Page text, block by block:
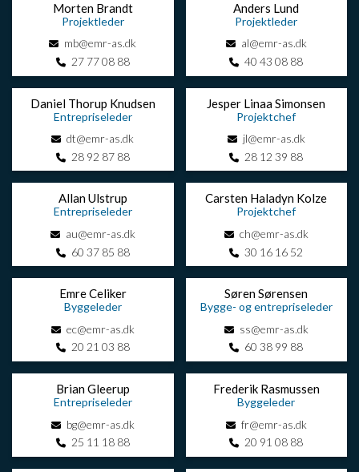
Morten Brandt
Projektleder
mb@emr-as.dk
27 77 08 88
Anders Lund
Projektleder
al@emr-as.dk
40 43 08 88
Daniel Thorup Knudsen
Entrepriseleder
dt@emr-as.dk
28 92 87 88
Jesper Linaa Simonsen
Projektchef
jl@emr-as.dk
28 12 39 88
Allan Ulstrup
Entrepriseleder
au@emr-as.dk
60 37 85 88
Carsten Haladyn Kolze
Projektchef
ch@emr-as.dk
30 16 16 52
Emre Celiker
Byggeleder
ec@emr-as.dk
20 21 03 88
Søren Sørensen
Bygge- og entrepriseleder
ss@emr-as.dk
60 38 99 88
Brian Gleerup
Entrepriseleder
bg@emr-as.dk
25 11 18 88
Frederik Rasmussen
Byggeleder
fr@emr-as.dk
20 91 08 88